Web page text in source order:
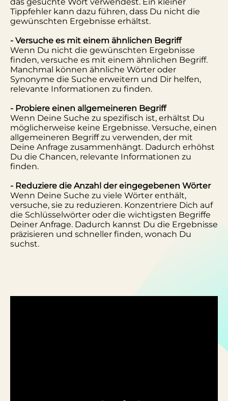
Tippfehler kann dazu führen, dass Du nicht die
gewünschten Ergebnisse erhältst.
- Versuche es mit einem ähnlichen Begriff
Wenn Du nicht die gewünschten Ergebnisse
finden, versuche es mit einem ähnlichen Begriff.
Manchmal können ähnliche Wörter oder
Synonyme die Suche erweitern und Dir helfen,
relevante Informationen zu finden.
- Probiere einen allgemeineren Begriff
Wenn Deine Suche zu spezifisch ist, erhältst Du
möglicherweise keine Ergebnisse. Versuche, einen
allgemeineren Begriff zu verwenden, der mit
Deine Anfrage zusammenhängt. Dadurch erhöhst
Du die Chancen, relevante Informationen zu
finden.
- Reduziere die Anzahl der eingegebenen Wörter
Wenn Deine Suche zu viele Wörter enthält,
versuche, sie zu reduzieren. Konzentriere Dich auf
die Schlüsselwörter oder die wichtigsten Begriffe
Deiner Anfrage. Dadurch kannst Du die Ergebnisse
präzisieren und schneller finden, wonach Du
suchst.